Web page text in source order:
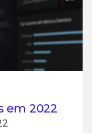
em 2022